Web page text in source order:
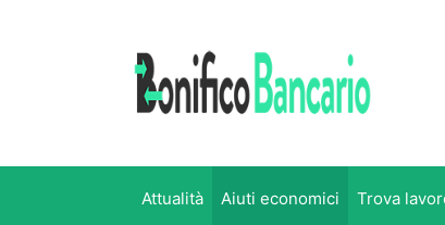
Attualità Aiuti economici Trova